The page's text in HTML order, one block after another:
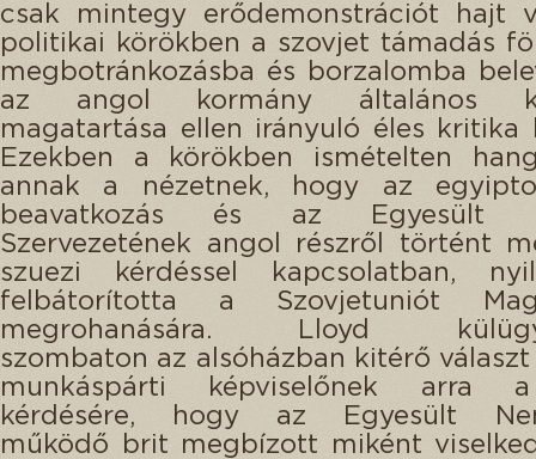
csak mintegy erődemonstrációt hajt
politikai körökben a szovjet támadás
megbotránkozásba és borzalomba
az angol kormány általános
magatartása ellen irányuló éles kritika
Ezekben a körökben ismételten
annak a nézetnek, hogy az
beavatkozás és az Egyesült
Szervezetének angol részről történt
szuezi kérdéssel kapcsolatban,
felbátorította a Szovjetuniót
megrohanására. Lloyd
szombaton az alsóházban kitérő
munkáspárti képviselőnek arra
kérdésére, hogy az Egyesült
működő brit megbízott miként